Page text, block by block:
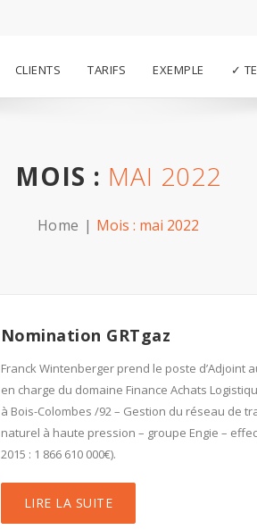
CLIENTS TARIFS EXEMPLE ✓
MOIS : MAI 2022
Home Mois : mai 2022
Nomination GRTgaz
Franck Wintenberger prend le poste d’Adjoint
en charge du domaine Finance Achats
à Bois-Colombes /92 – Gestion du réseau de
naturel à haute pression – groupe Engie –
2015 : 1 866 610 000€).
LIRE LA SUITE